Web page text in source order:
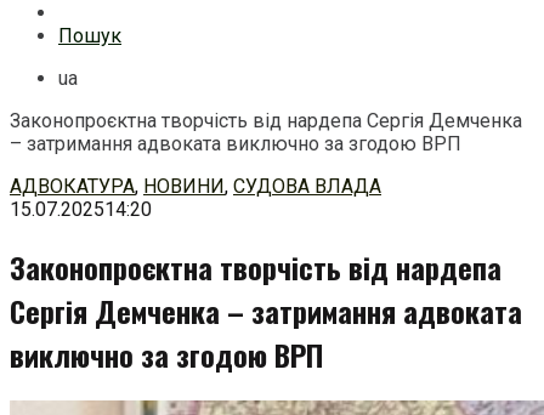
Пошук
ua
Законопроєктна творчість від нардепа Сергія Демченка
– затримання адвоката виключно за згодою ВРП
Перейти
до
АДВОКАТУРА, НОВИНИ, СУДОВА ВЛАДА
15.07.202514:20
Законопроєктна творчість від нардепа
Сергія Демченка – затримання адвоката
виключно за згодою ВРП